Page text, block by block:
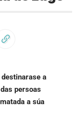
a
persoas
a súa